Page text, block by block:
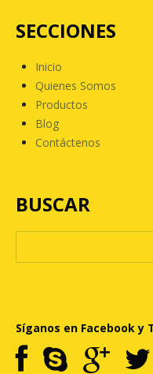
SECCIONES
Inicio
Quienes Somos
Productos
Blog
Contáctenos
BUSCAR
Síganos en Facebook y